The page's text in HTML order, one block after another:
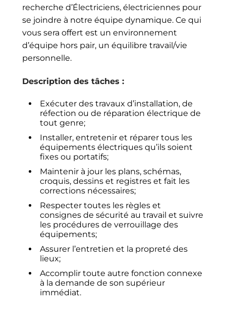
recherche d’Électriciens, électriciennes pour
se joindre à notre équipe dynamique. Ce qui
vous sera offert est un environnement
d’équipe hors pair, un équilibre travail/vie
personnelle.
Description des tâches :
Exécuter des travaux d’installation, de
réfection ou de réparation électrique de
tout genre;
Installer, entretenir et réparer tous les
équipements électriques qu’ils soient
fixes ou portatifs;
Maintenir à jour les plans, schémas,
croquis, dessins et registres et fait les
corrections nécessaires;
Respecter toutes les règles et
consignes de sécurité au travail et suivre
les procédures de verrouillage des
équipements;
Assurer l’entretien et la propreté des
lieux;
Accomplir toute autre fonction connexe
à la demande de son supérieur
immédiat.